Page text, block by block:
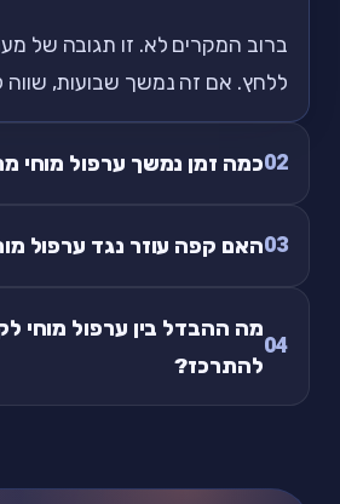
ברוב המקרים לא. זו תגובה של
ללחץ. אם זה נמשך שבועות, שווה
02כמה זמן נמשך ערפול מוחי
03האם קפה עוזר נגד ערפול
04
מה ההבדל בין ערפול מוחי
להתרכז?